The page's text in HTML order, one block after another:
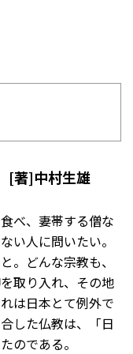
[著]中村生雄
べ、妻帯する僧な
い人に問いたい。
。どんな宗教も、
取り入れ、その地
は日本とて例外で
した仏教は、「日
のである。